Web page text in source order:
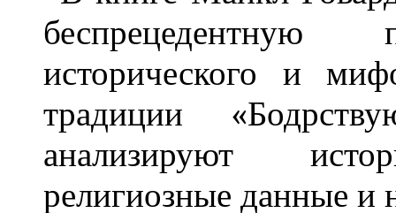
беспрецедентную
исторического и
традиции
анализируют
религиозные данные и